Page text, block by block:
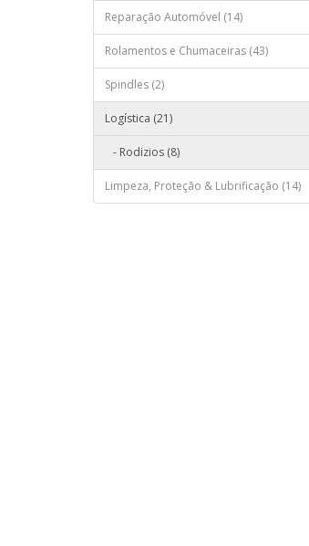
Reparação Automóvel (14)
Rolamentos e Chumaceiras (43)
Spindles (2)
Logística (21)
- Rodizios (8)
Limpeza, Proteção & Lubrificação (14)